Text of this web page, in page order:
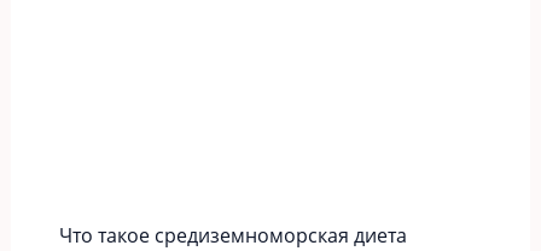
Что такое средиземноморская диета